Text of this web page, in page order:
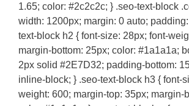
1.65; color: #2c2c2c; } .seo-text-block
width: 1200px; margin: 0 auto;
text-block h2 { font-size: 28px; font-
margin-bottom: 25px; color: #1a1a1a;
2px solid #2E7D32; padding-bottom:
inline-block; } .seo-text-block h3 { font-
weight: 600; margin-top: 35px; margin-